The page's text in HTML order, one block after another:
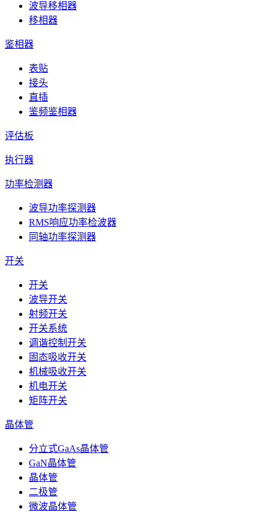
波导移相器
移相器
鉴相器
表贴
接头
直插
鉴频鉴相器
评估板
执行器
功率检测器
波导功率探测器
RMS响应功率检波器
同轴功率探测器
开关
开关
波导开关
射频开关
开关系统
调谐控制开关
固态吸收开关
机械吸收开关
机电开关
矩阵开关
晶体管
分立式GaAs晶体管
GaN晶体管
晶体管
二极管
微波晶体管